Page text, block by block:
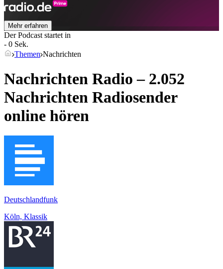
Mehr erfahren
Der Podcast startet in
- 0 Sek.
Themen Nachrichten
Nachrichten Radio – 2.052
Nachrichten Radiosender
online hören
Deutschlandfunk
Köln, Klassik